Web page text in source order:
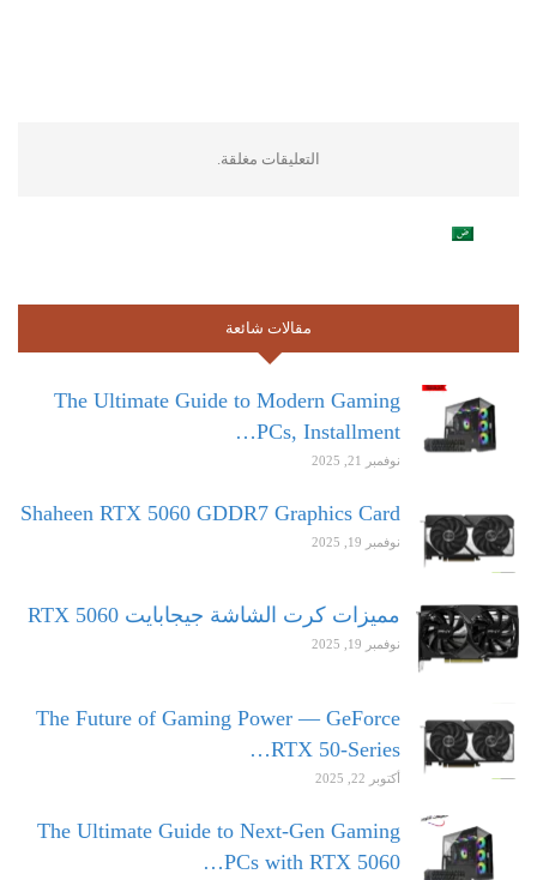
التعليقات مغلقة.
مقالات شائعة
The Ultimate Guide to Modern Gaming
PCs, Installment…
نوفمبر 21, 2025
Shaheen RTX 5060 GDDR7 Graphics Card
نوفمبر 19, 2025
مميزات كرت الشاشة جيجابايت RTX 5060
نوفمبر 19, 2025
The Future of Gaming Power — GeForce
RTX 50-Series…
أكتوبر 22, 2025
The Ultimate Guide to Next-Gen Gaming
PCs with RTX 5060…